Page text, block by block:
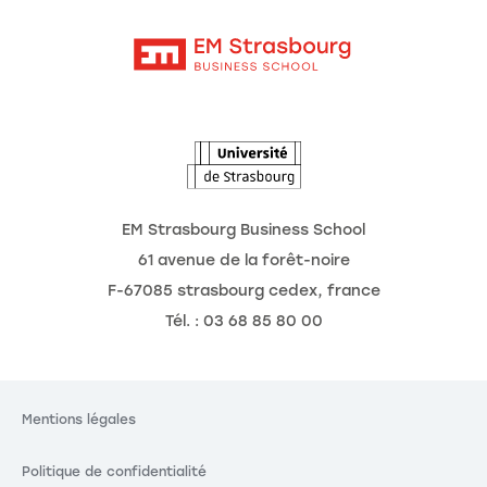
EM Strasbourg Business School
61 avenue de la forêt-noire
F-67085 strasbourg cedex, france
Tél. : 03 68 85 80 00
Mentions légales
Politique de confidentialité